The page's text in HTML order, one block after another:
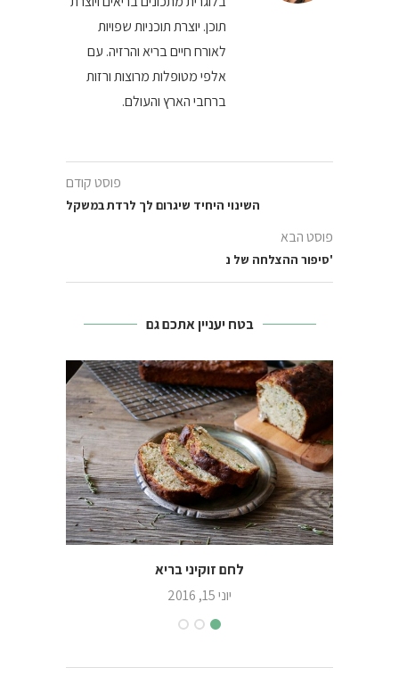
תוכן. יוצרת תוכניות שפויות
לאורח חיים בריא והרזיה. עם
אלפי מטופלות מרוצות ורזות
ברחבי הארץ והעולם.
פוסט קודם
השינוי היחיד שיגרום לך לרדת במשקל
פוסט הבא
סיפור ההצלחה של נ'
בטח יעניין אתכם גם
לחם זוקיני בריא
יוני 15, 2016